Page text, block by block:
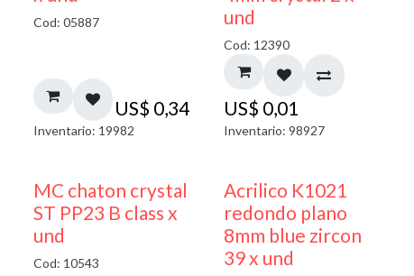
Cod: 05887
US$ 0,34
Inventario: 19982
und
Cod: 12390
US$ 0,01
Inventario: 98927
MC chaton crystal
ST PP23 B class x
und
Cod: 10543 50% DESCUENTO
Acrilico K1021
redondo plano
8mm blue zircon
39 x und